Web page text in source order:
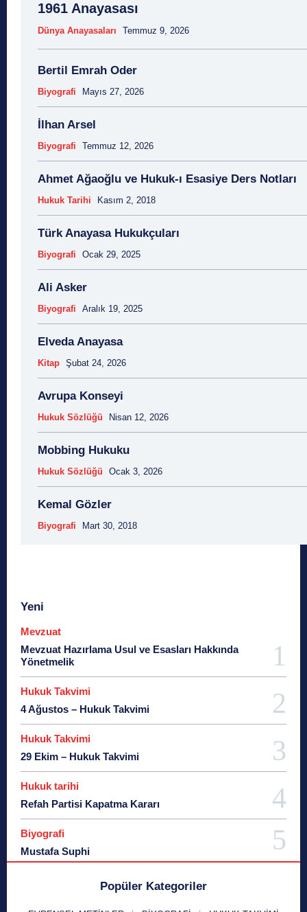
1961 Anayasası
Dünya Anayasaları Temmuz 9, 2026
Bertil Emrah Oder
Biyografi Mayıs 27, 2026
İlhan Arsel
Biyografi Temmuz 12, 2026
Ahmet Ağaoğlu ve Hukuk-ı Esasiye Ders Notları
Hukuk Tarihi Kasım 2, 2018
Türk Anayasa Hukukçuları
Biyografi Ocak 29, 2025
Ali Asker
Biyografi Aralık 19, 2025
Elveda Anayasa
Kitap Şubat 24, 2026
Avrupa Konseyi
Hukuk Sözlüğü Nisan 12, 2026
Mobbing Hukuku
Hukuk Sözlüğü Ocak 3, 2026
Kemal Gözler
Biyografi Mart 30, 2018
Yeni
Mevzuat
Mevzuat Hazırlama Usul ve Esasları Hakkında
Yönetmelik
Hukuk Takvimi
4 Ağustos – Hukuk Takvimi
Hukuk Takvimi
29 Ekim – Hukuk Takvimi
Hukuk tarihi
Refah Partisi Kapatma Kararı
Biyografi
Mustafa Suphi
Popüler Kategoriler